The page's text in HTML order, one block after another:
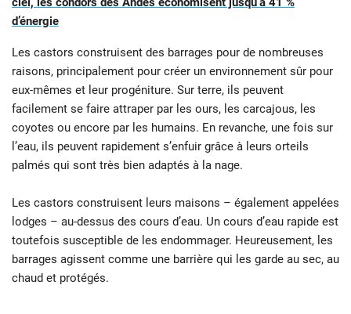
d’énergie
Les castors construisent des barrages pour de nombreuses
raisons, principalement pour créer un environnement sûr pour
eux-mêmes et leur progéniture. Sur terre, ils peuvent
facilement se faire attraper par les ours, les carcajous, les
coyotes ou encore par les humains. En revanche, une fois sur
l’eau, ils peuvent rapidement s’enfuir grâce à leurs orteils
palmés qui sont très bien adaptés à la nage.
Les castors construisent leurs maisons – également appelées
lodges – au-dessus des cours d’eau. Un cours d’eau rapide est
toutefois susceptible de les endommager. Heureusement, les
barrages agissent comme une barrière qui les garde au sec, au
chaud et protégés.